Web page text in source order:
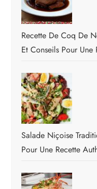
Recette De Coq De
Et Conseils Pour Une
Salade Niçoise
Pour Une Recette